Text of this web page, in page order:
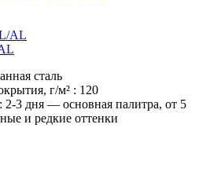
сталь
г/м² : 120
2-3 дня — основная палитра, от 5
и редкие оттенки